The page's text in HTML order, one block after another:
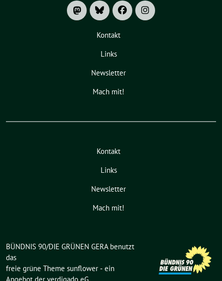
Kontakt
Links
Newsletter
Mach mit!
Kontakt
Links
Newsletter
Mach mit!
BÜNDNIS 90/DIE GRÜNEN GERA benutzt
das
freie grüne Theme sunflower ‐ ein